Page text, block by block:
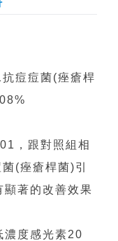
痘痘菌(痤瘡桿
，跟對照組相
(痤瘡桿菌)引
顯著的改善效果
濃度感光素20